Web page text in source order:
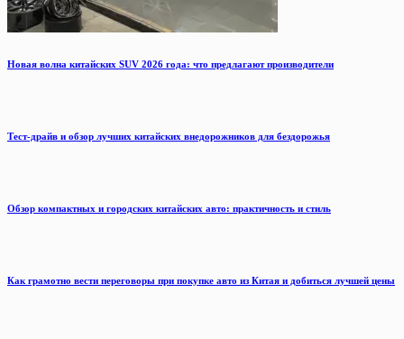
Новая волна китайских SUV 2026 года: что предлагают производители
Тест-драйв и обзор лучших китайских внедорожников для бездорожья
Обзор компактных и городских китайских авто: практичность и стиль
Как грамотно вести переговоры при покупке авто из Китая и добиться лучшей цены